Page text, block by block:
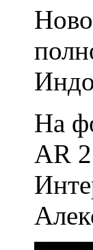
На
AR